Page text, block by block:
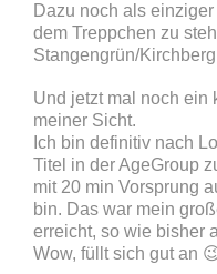
Dazu noch als
dem Treppchen zu
Stangengrün/
Und jetzt mal noch ein
meiner Sicht.
Ich bin definitiv nach
Titel in der AgeGroup
mit 20 min Vorsprung
bin. Das war mein
erreicht, so wie bisher
Wow, füllt sich gut an